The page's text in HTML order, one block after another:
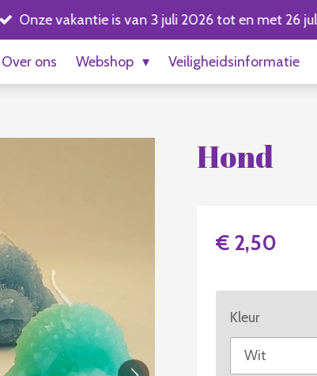
Onze vakantie is van 3 juli 2026 tot en met 26
Over ons Webshop Veiligheidsinformatie
Hond
€ 2,50
Kleur